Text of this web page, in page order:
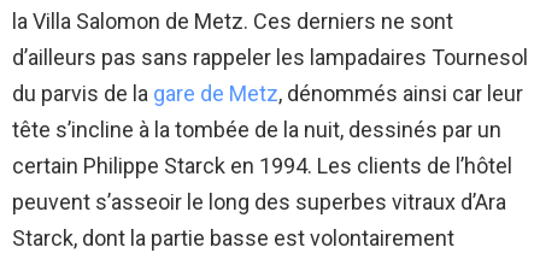
la Villa Salomon de Metz. Ces derniers ne sont
d’ailleurs pas sans rappeler les lampadaires Tournesol
du parvis de la gare de Metz, dénommés ainsi car leur
tête s’incline à la tombée de la nuit, dessinés par un
certain Philippe Starck en 1994. Les clients de l’hôtel
peuvent s’asseoir le long des superbes vitraux d’Ara
Starck, dont la partie basse est volontairement